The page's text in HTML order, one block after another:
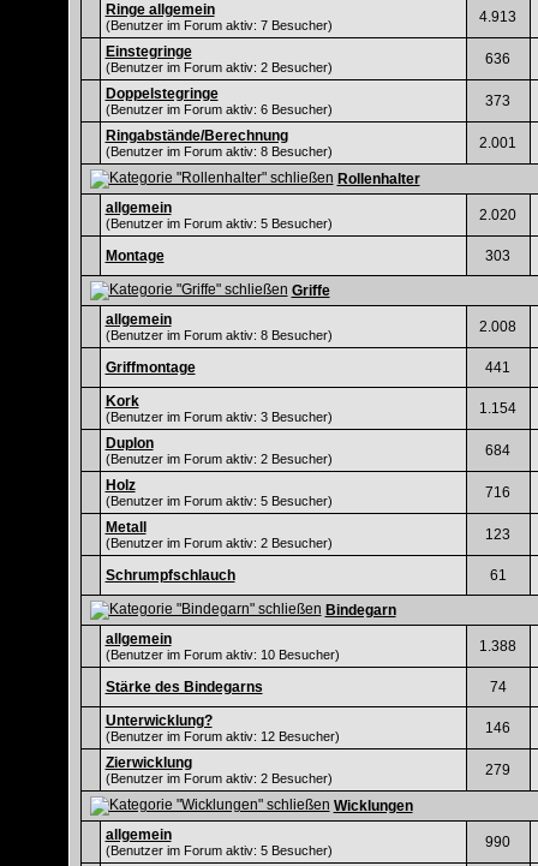
Ringe allgemein
(Benutzer im Forum aktiv: 7 Besucher) 4.913
Einstegringe
(Benutzer im Forum aktiv: 2 Besucher) 636
Doppelstegringe
(Benutzer im Forum aktiv: 6 Besucher) 373
Ringabstände/Berechnung
(Benutzer im Forum aktiv: 8 Besucher) 2.001
Rollenhalter
allgemein
(Benutzer im Forum aktiv: 5 Besucher) 2.020
Montage 303
Griffe
allgemein
(Benutzer im Forum aktiv: 8 Besucher) 2.008
Griffmontage
441
Kork
(Benutzer im Forum aktiv: 3 Besucher) 1.154
Duplon
(Benutzer im Forum aktiv: 2 Besucher) 684
Holz
(Benutzer im Forum aktiv: 5 Besucher) 716
Metall
(Benutzer im Forum aktiv: 2 Besucher) 123
Schrumpfschlauch 61
Bindegarn
allgemein
(Benutzer im Forum aktiv: 10 Besucher) 1.388
Stärke des Bindegarns
74
Unterwicklung?
(Benutzer im Forum aktiv: 12 Besucher) 146
Zierwicklung
(Benutzer im Forum aktiv: 2 Besucher) 279
Wicklungen
allgemein
(Benutzer im Forum aktiv: 5 Besucher) 990